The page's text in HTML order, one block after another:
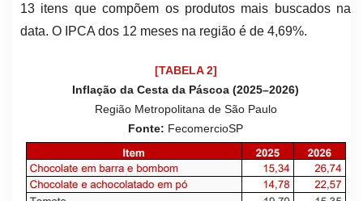
13 itens que compõem os produtos mais buscados na
data. O IPCA dos 12 meses na região é de 4,69%.
[TABELA 2]
Inflação da Cesta da Páscoa (2025–2026)
Região Metropolitana de São Paulo
Fonte: FecomercioSP